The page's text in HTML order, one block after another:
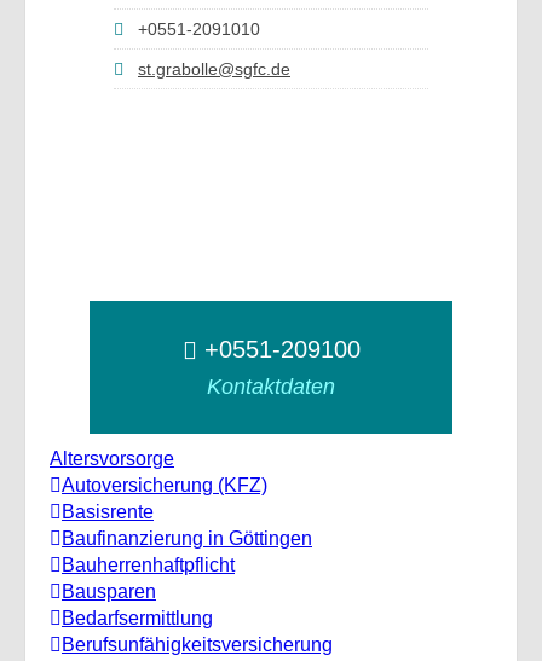
+0551-2091010
st.grabolle@sgfc.de
+0551-209100
Kontaktdaten
Altersvorsorge
Autoversicherung (KFZ)
Basisrente
Baufinanzierung in Göttingen
Bauherrenhaftpflicht
Bausparen
Bedarfsermittlung
Berufs­unfähigkeitsversicherung